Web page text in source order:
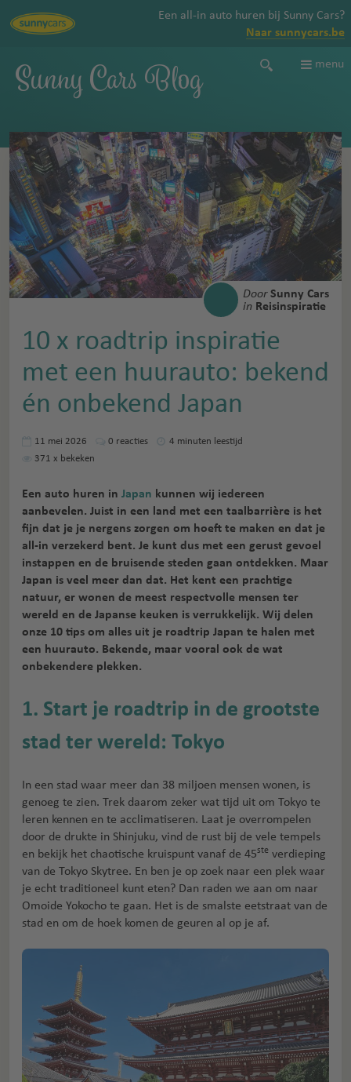
Een all-in auto huren bij Sunny Cars?
Naar sunnycars.be
Sunny Cars Blog menu
DoorSunny Cars
in Reisinspiratie
10 x roadtrip inspiratie
met een huurauto: bekend
én onbekend Japan
11 mei 2026 0 reacties
4 minuten leestijd
371 x bekeken
Een auto huren in Japan kunnen wij iedereen
aanbevelen. Juist in een land met een taalbarrière is het
fijn dat je je nergens zorgen om hoeft te maken en dat je
all-in verzekerd bent. Je kunt dus met een gerust gevoel
instappen en de bruisende steden gaan ontdekken. Maar
Japan is veel meer dan dat. Het kent een prachtige
natuur, er wonen de meest respectvolle mensen ter
wereld en de Japanse keuken is verrukkelijk. Wij delen
onze 10 tips om alles uit je roadtrip Japan te halen met
een huurauto. Bekende, maar vooral ook de wat
onbekendere plekken.
1. Start je roadtrip in de grootste
stad ter wereld: Tokyo
In een stad waar meer dan 38 miljoen mensen wonen, is
genoeg te zien. Trek daarom zeker wat tijd uit om Tokyo te
leren kennen en te acclimatiseren. Laat je overrompelen
door de drukte in Shinjuku, vind de rust bij de vele tempels
en bekijk het chaotische kruispunt vanaf de 45ste verdieping
van de Tokyo Skytree. En ben je op zoek naar een plek waar
je echt traditioneel kunt eten? Dan raden we aan om naar
Omoide Yokocho te gaan. Het is de smalste eetstraat van de
stad en om de hoek komen de geuren al op je af.